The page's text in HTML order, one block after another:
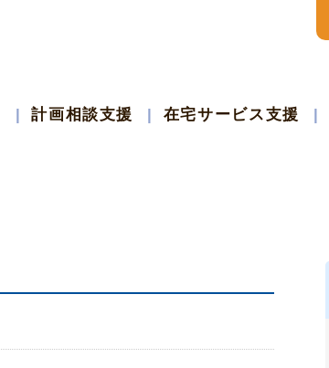
計画相談支援 在宅サービス支援